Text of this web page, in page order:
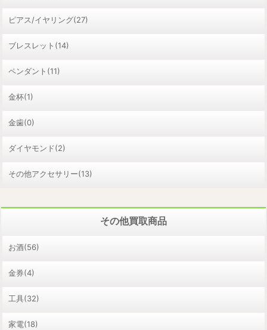
ピアス/イヤリング(27)
ブレスレット(14)
ペンダント(11)
金杯(1)
金歯(0)
ダイヤモンド(2)
その他アクセサリー(13)
その他買取商品
お酒(56)
金券(4)
工具(32)
家電(18)